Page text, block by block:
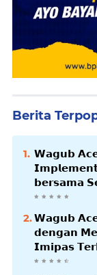
Berita
𝗪𝗮𝗴𝘂𝗯
𝗯𝗲𝗿𝘀𝗮𝗺𝗮
𝗪𝗮𝗴𝘂𝗯
𝗱𝗲𝗻𝗴𝗮𝗻
𝗜𝗺𝗶𝗽𝗮𝘀